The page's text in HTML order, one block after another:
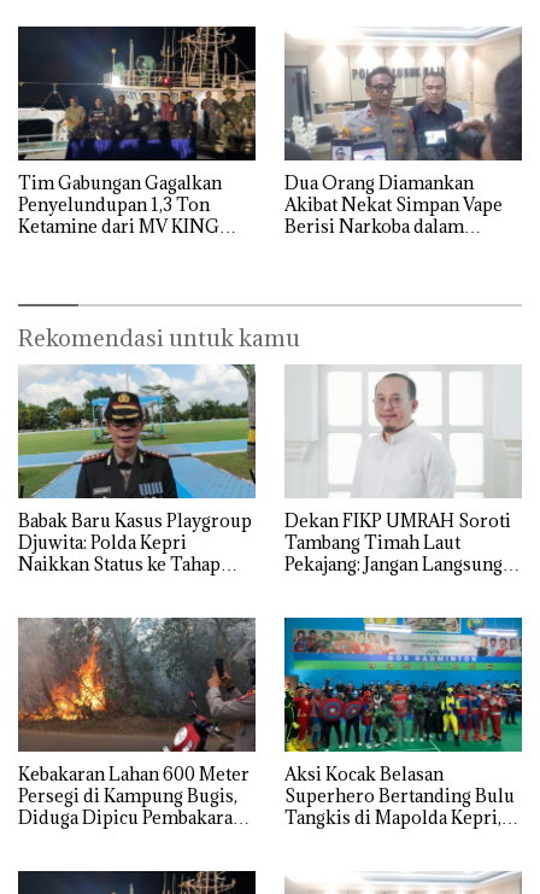
Tim Gabungan Gagalkan
Penyelundupan 1,3 Ton
Ketamine dari MV KING
Dua Orang Diamankan
Akibat Nekat Simpan Vape
Berisi Narkoba dalam
Rekomendasi untuk kamu
Babak Baru Kasus Playgroup
Djuwita: Polda Kepri
Naikkan Status ke Tahap
Dekan FIKP UMRAH Soroti
Tambang Timah Laut
Pekajang: Jangan Langsung
Lingkungannya
Kebakaran Lahan 600 Meter
Persegi di Kampung Bugis,
Diduga Dipicu Pembakaran
Aksi Kocak Belasan
Superhero Bertanding Bulu
Tangkis di Mapolda Kepri,